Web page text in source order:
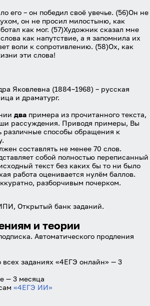
его – он победил своё увечье. (56)Он не
он не просил милостыню, как
как мог. (57)Художник сказал мне
как напутствие, а я запомнила их
воли к сопротивлению. (58)Ох, как
эти слова!
Яковлевна (1884–1968) – русская
и драматург.
два примера из прочитанного текста,
рассуждения. Приводя примеры, Вы
различные способы обращения к
составлять не менее 70 слов.
собой полностью переписанный
текст без каких бы то ни было
работа оценивается нулём баллов.
разборчивым почерком.
Открытый банк заданий.
и теории
Автоматического продления
заданиях «4ЕГЭ онлайн» — 3
— 3 месяца
«4ЕГЭ ИИ»